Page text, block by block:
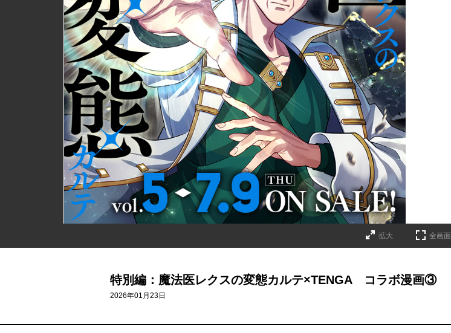
拡大 全画面
特別編：魔法医レクスの変態カルテ×TENGA コラボ漫画③
2026年01月23日